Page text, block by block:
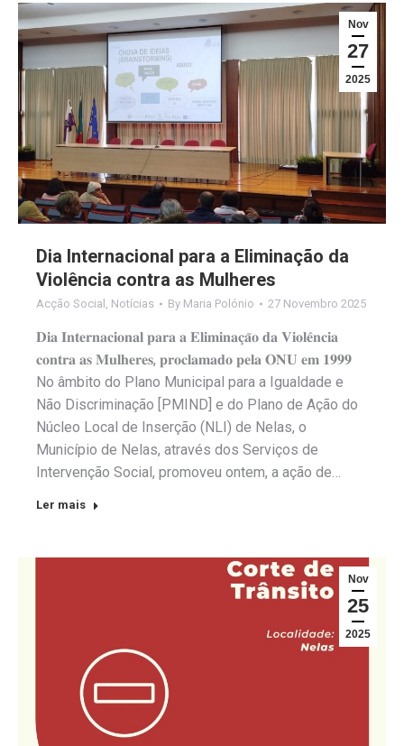
Nov
27
2025
Dia Internacional para a Eliminação da
Violência contra as Mulheres
Acção Social Notícias By Maria Polónio 27 Novembro 2025
𝐃𝐢𝐚 𝐈𝐧𝐭𝐞𝐫𝐧𝐚𝐜𝐢𝐨𝐧𝐚𝐥 𝐩𝐚𝐫𝐚 𝐚 𝐄𝐥𝐢𝐦𝐢𝐧𝐚𝐜̧𝐚̃𝐨 𝐝𝐚 𝐕𝐢𝐨𝐥𝐞̂𝐧𝐜𝐢𝐚
𝐜𝐨𝐧𝐭𝐫𝐚 𝐚𝐬 𝐌𝐮𝐥𝐡𝐞𝐫𝐞𝐬, 𝐩𝐫𝐨𝐜𝐥𝐚𝐦𝐚𝐝𝐨 𝐩𝐞𝐥𝐚 𝐎𝐍𝐔 𝐞𝐦 𝟏𝟗𝟗𝟗
No âmbito do Plano Municipal para a Igualdade e
Não Discriminação [PMIND] e do Plano de Ação do
Núcleo Local de Inserção (NLI) de Nelas, o
Município de Nelas, através dos Serviços de
Intervenção Social, promoveu ontem, a ação de…
Ler mais
Nov
25
2025